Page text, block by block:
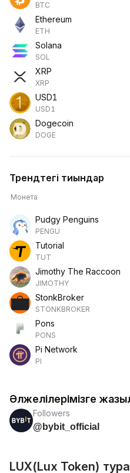
BTC
Ethereum
ETH
Solana
SOL
XRP
XRP
USD1
USD1
Dogecoin
DOGE
Трендтегі тиындар
Монета
Pudgy Penguins
PENGU
Tutorial
TUT
Jimothy The Raccoon
JIMOTHY
StonkBroker
STONKBROKER
Pons
PONS
Pi Network
PI
Әлжелілерімізге
Followers
@bybit_official
LUX(Lux Token)